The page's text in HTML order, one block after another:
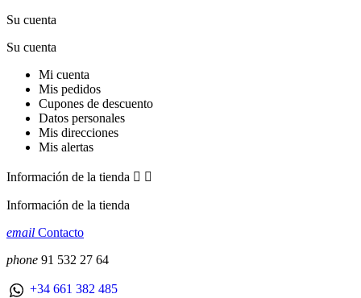
Su cuenta
Su cuenta
Mi cuenta
Mis pedidos
Cupones de descuento
Datos personales
Mis direcciones
Mis alertas
Información de la tienda  
Información de la tienda
email Contacto
phone 91 532 27 64
+34 661 382 485